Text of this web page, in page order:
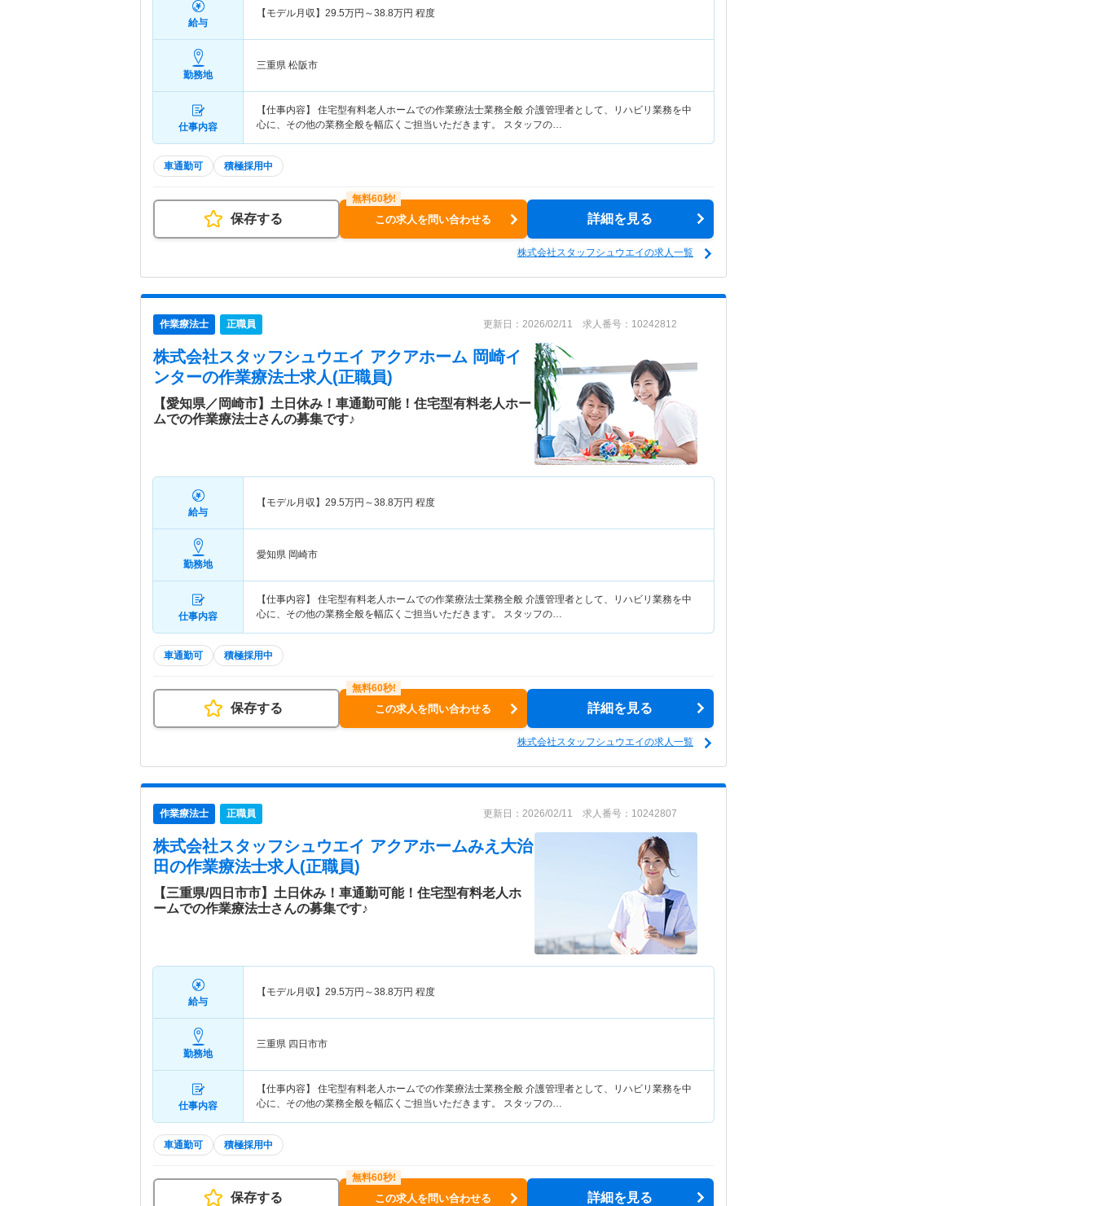
給与
【モデル月収】 29.5万円～38.8万円 程度
勤務地
三重県 松阪市
仕事内容
【仕事内容】 住宅型有料老人ホームでの作業療法士業務全般 介護管理者として、リハビリ業務を中
心に、その他の業務全般を幅広くご担当いただきます。 スタッフの…
車通勤可 積極採用中
保存する この求人を問い合わせる 詳細を見る
株式会社スタッフシュウエイの求人一覧
作業療法士 正職員 更新日：2026/02/11 求人番号：10242812
株式会社スタッフシュウエイ アクアホーム 岡崎イ
ンターの作業療法士求人(正職員)
【愛知県／岡崎市】土日休み！車通勤可能！住宅型有料老人ホー
ムでの作業療法士さんの募集です♪
給与
【モデル月収】 29.5万円～38.8万円 程度
勤務地
愛知県 岡崎市
仕事内容
【仕事内容】 住宅型有料老人ホームでの作業療法士業務全般 介護管理者として、リハビリ業務を中
心に、その他の業務全般を幅広くご担当いただきます。 スタッフの…
車通勤可 積極採用中
保存する この求人を問い合わせる 詳細を見る
株式会社スタッフシュウエイの求人一覧
作業療法士 正職員 更新日：2026/02/11 求人番号：10242807
株式会社スタッフシュウエイ アクアホームみえ大治
田の作業療法士求人(正職員)
【三重県/四日市市】土日休み！車通勤可能！住宅型有料老人ホ
ームでの作業療法士さんの募集です♪
給与
【モデル月収】 29.5万円～38.8万円 程度
勤務地
三重県 四日市市
仕事内容
【仕事内容】 住宅型有料老人ホームでの作業療法士業務全般 介護管理者として、リハビリ業務を中
心に、その他の業務全般を幅広くご担当いただきます。 スタッフの…
車通勤可 積極採用中
保存する この求人を問い合わせる 詳細を見る